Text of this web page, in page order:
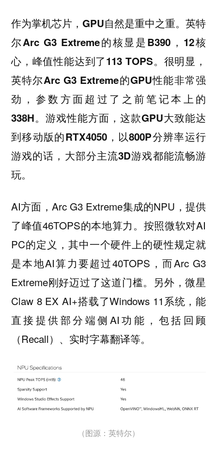
作为掌机芯片，GPU自然是重中之重。英特
尔Arc G3 Extreme的核显是B390，12核
心，峰值性能达到了113 TOPS。很明显，
英特尔Arc G3 Extreme的GPU性能非常强
劲，参数方面超过了之前笔记本上的
338H。游戏性能方面，这款GPU大致能达
到移动版的RTX4050，以800P分辨率运行
游戏的话，大部分主流3D游戏都能流畅游
玩。
AI方面，Arc G3 Extreme集成的NPU，提供
了峰值46TOPS的本地算力。按照微软对AI
PC的定义，其中一个硬件上的硬性规定就
是本地AI算力要超过40TOPS，而Arc G3
Extreme刚好迈过了这道门槛。另外，微星
Claw 8 EX AI+搭载了Windows 11系统，能
直接提供部分端侧AI功能，包括回顾
（Recall）、实时字幕翻译等。
（图源：英特尔）